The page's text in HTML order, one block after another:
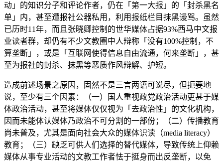
动」的知识分子和评论作者，仍在「第一大报」的「封杀黑名
单」内，甚至遭报社公器私用，利用报纸栏目抹黑谩骂。虽然
已历时11年，而且张晓卿控制的世华媒体占据93%西马中文报
业读者群，却仍有不少文教圈中人辩称「没有100%控制，不
算垄断」，或是「互联网使得信息自由流通，何来垄断」，甚
至为报社的封杀、抹黑等恶质作风辩解、护短。
造成前述场景之原因，固然不是三言两语可说尽，但扼要地
说，至少有三个因素：（一）国人重视政党政治活动更甚于媒
体政治活动，甚至将媒体仅仅视为「去政治性」的文化机构，
因而未能体认媒体乃政治不可分割的一部份；（二）传播教育
尚未普及，尤其是面向社会大众的媒体识读（media literacy）
教育；（三）缺乏可供人们选择的替代媒体，导致传统上仰赖
媒体从事专业活动的文教工作者怯于挺身而出反垄断，以免